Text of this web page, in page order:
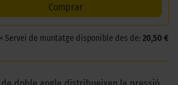
Comprar
+ Servei de muntatge disponible des de: 20,50 €